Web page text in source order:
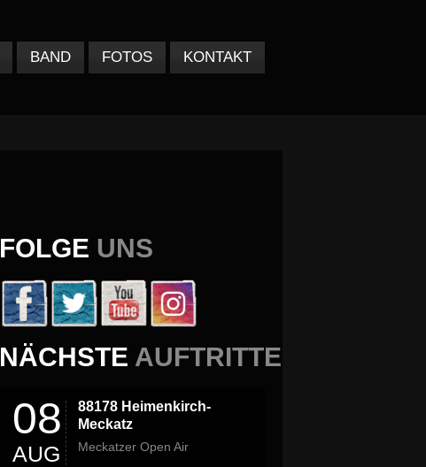
BAND FOTOS KONTAKT
FOLGE UNS
NÄCHSTE AUFTRITTE
08
AUG
88178 Heimenkirch-
Meckatz
Meckatzer Open Air